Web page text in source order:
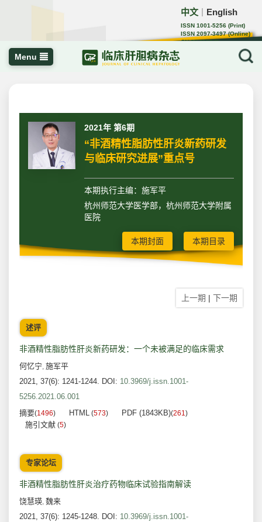
中文 English
ISSN 1001-5256 (Print)
ISSN 2097-3497 (Online)
CN 22-1108/R
Menu
2021年 第6期
“非酒精性脂肪性肝炎新药研发
与临床研究进展”重点号
本期执行主编：施军平
杭州师范大学医学部，杭州师范大学附属
医院
本期封面 本期目录
上一期 | 下一期
述评
非酒精性脂肪性肝炎新药研发：一个未被满足的临床需求
何忆宁, 施军平
2021, 37(6): 1241-1244. DOI: 10.3969/j.issn.1001-
5256.2021.06.001
摘要(1496) HTML (573) PDF (1843KB)(261)
施引文献 (5)
专家论坛
非酒精性脂肪性肝炎治疗药物临床试验指南解读
饶慧瑛, 魏来
2021, 37(6): 1245-1248. DOI: 10.3969/j.issn.1001-